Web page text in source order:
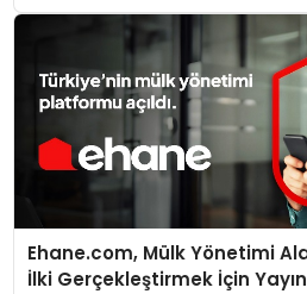
Ehane.com, Mülk Yönetimi
İlki Gerçekleştirmek İçin